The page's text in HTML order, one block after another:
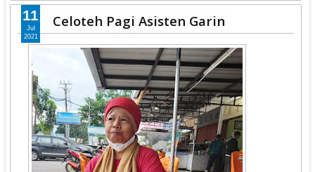
Celoteh Pagi Asisten Garin
11
Jul
2021